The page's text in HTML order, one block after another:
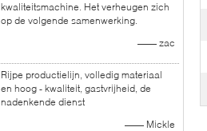
kwaliteitsmachine. Het verheugen zich
op de volgende samenwerking.
—— zac
Rijpe productielijn, volledig materiaal
en hoog - kwaliteit, gastvrijheid, de
nadenkende dienst
—— Mickle